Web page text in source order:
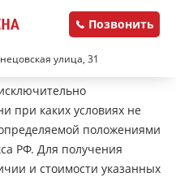
улица, 31
Позвонить
при каких условиях не
положениями
РФ. Для получения
и стоимости указанных